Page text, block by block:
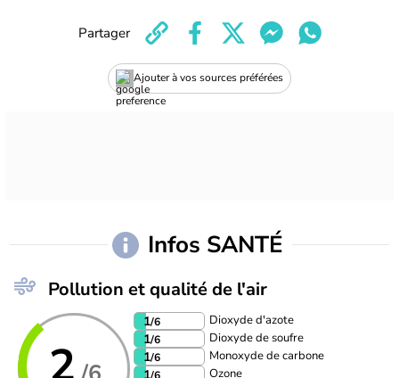
Ajouter à vos sources préférées
Partager
Infos SANTÉ
Pollution et qualité de l'air
1/6 Dioxyde d'azote
1/6 Dioxyde de soufre
1/6 Monoxyde de carbone
Ozone